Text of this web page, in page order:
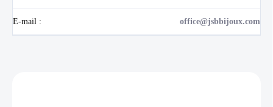
E-mail : office@jsbbijoux.com